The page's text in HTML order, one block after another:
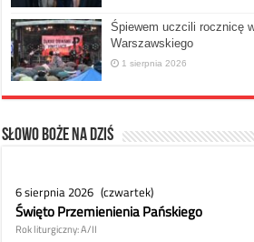
Śpiewem uczcili rocznicę
Warszawskiego
1 sierpnia 2026
Słowo Boże na dziś